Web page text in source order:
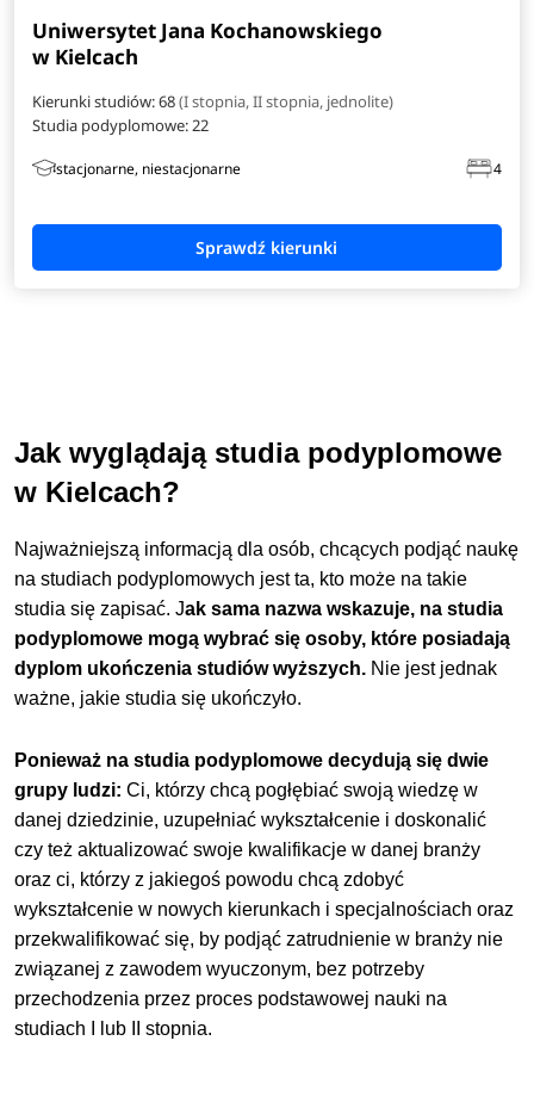
Uniwersytet Jana Kochanowskiego
w Kielcach
Kierunki studiów: 68(I stopnia, II stopnia, jednolite)
Studia podyplomowe:22
stacjonarne, niestacjonarne 4
Jak wyglądają studia podyplomowe
w Kielcach?
Najważniejszą informacją dla osób, chcących podjąć naukę
na studiach podyplomowych jest ta, kto może na takie
studia się zapisać. Jak sama nazwa wskazuje, nastudia
podyplomowe mogą wybrać się osoby, które posiadają
dyplom ukończenia studiów wyższych. Nie jest jednak
ważne, jakie studia się ukończyło.
Ponieważ nastudia podyplomowedecydują się dwie
grupy ludzi:Ci, którzy chcą pogłębiać swoją wiedzę w
danej dziedzinie, uzupełniać wykształcenie i doskonalić
czy też aktualizować swoje kwalifikacje w danej branży
oraz ci, którzy z jakiegoś powodu chcą zdobyć
wykształcenie w nowych kierunkach i specjalnościach oraz
przekwalifikować się, by podjąć zatrudnienie w branży nie
związanej z zawodem wyuczonym, bez potrzeby
przechodzenia przez proces podstawowej nauki na
studiach I lub II stopnia.